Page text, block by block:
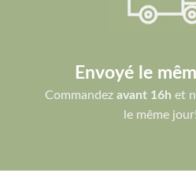
Envoyé le
Commandez avant 16h et
le même jour!